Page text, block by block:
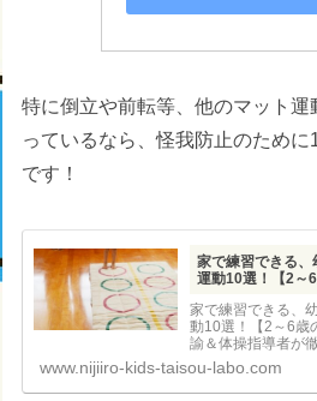
特に倒立や前転等、他のマット運
っているなら、怪我防止のために
です！
家で練習できる、
運動10選！【2～6
家で練習できる、
動10選！【2～6歳
諭＆体操指導者が
www.nijiiro-kids-taisou-labo.com